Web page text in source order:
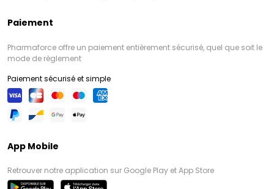
Paiement
Pharmaforce offre un paiement entièrement sécurisé, quel que soit le
mode de règlement
Paiement sécurisé et simple
App Mobile
Retrouver notre application sur Google Play et App Store